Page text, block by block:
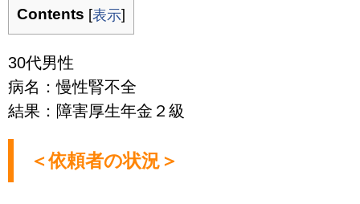
Contents [表示]
30代男性
病名：慢性腎不全
結果：障害厚生年金２級
＜依頼者の状況＞